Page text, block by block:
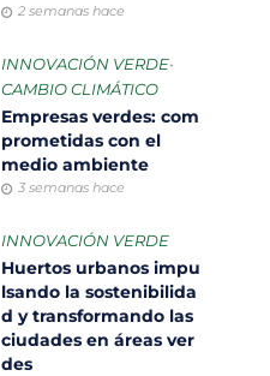
2 semanas hace
INNOVACIÓN VERDE•
CAMBIO CLIMÁTICO
Empresas verdes: com
prometidas con el
medio ambiente
3 semanas hace
INNOVACIÓN VERDE
Huertos urbanos impu
lsando la sostenibilida
d y transformando las
ciudades en áreas ver
des